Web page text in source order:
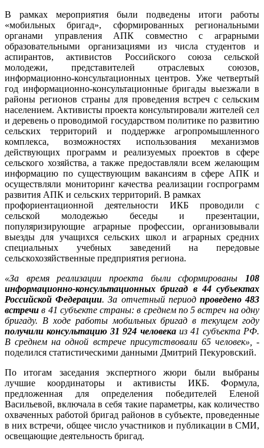
В рамках мероприятия были подведены итоги работы
«мобильных бригад», сформированных региональными
органами управления АПК совместно с аграрными
образовательными организациями из числа студентов и
аспирантов, активистов Российского союза сельской
молодежи, представителей отраслевых союзов,
информационно-консультационных центров. Уже четвертый
год информационно-консультационные бригады выезжали в
районы регионов страны для проведения встреч с сельским
населением. Активисты проекта консультировали жителей сел
и деревень о проводимой государством политике по развитию
сельских территорий и поддержке агропромышленного
комплекса, возможностях использования механизмов
действующих программ и реализуемых проектов в сфере
сельского хозяйства, а также предоставляли всем желающим
информацию по существующим вакансиям в сфере АПК и
осуществляли мониторинг качества реализации госпрограмм
развития АПК и сельских территорий. В рамках
профориентационной деятельности ИКБ проводили с
сельской молодежью беседы и презентации,
популяризирующие аграрные профессии, организовывали
выезды для учащихся сельских школ и аграрных средних
специальных учебных заведений на передовые
сельскохозяйственные предприятия региона.
«За время реализации проекта были сформированы
108
информационно-консультационных бригад в 44 субъектах
Российской Федерации. За отчетный период проведено 483
встречив 41 субъекте страны: в среднем по 5 встреч на одну
бригаду. В ходе работы мобильных бригад в текущем году
получили консультацию 31 924 человека из 41 субъекта РФ.
В среднем на одной встрече присутствовали 65 человек», -
поделился статистическими данными Дмитрий Пекуровский.
По итогам заседания экспертного жюри были выбраны
лучшие координаторы и активисты ИКБ. Формула,
предложенная для определения победителей Еленой
Васильевой, включала в себя такие параметры, как количество
охваченных работой бригад районов в субъекте, проведенные
в них встречи, общее число участников и публикации в СМИ,
освещающие деятельность бригад.